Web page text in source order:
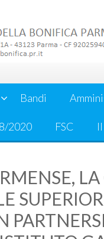
Bandi
2020 FSC